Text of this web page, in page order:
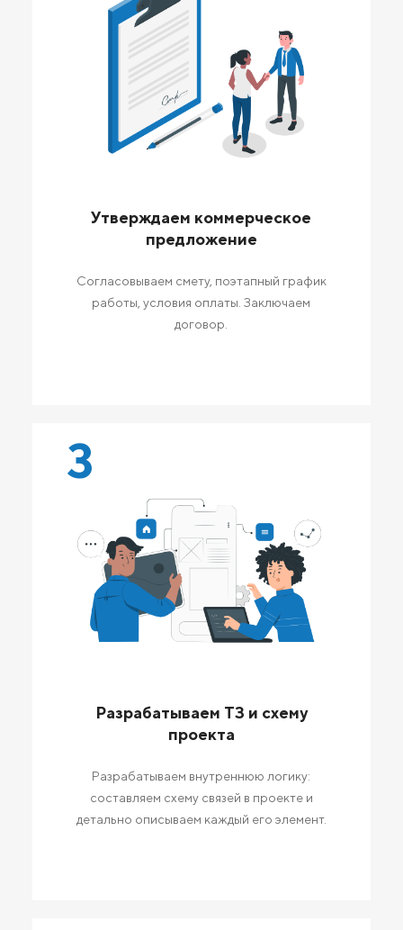
Утверждаем коммерческое
предложение
Согласовываем смету, поэтапный график
работы, условия оплаты. Заключаем
договор.
3
Разрабатываем ТЗ и схему
проекта
Разрабатываем внутреннюю логику:
составляем схему связей в проекте и
детально описываем каждый его элемент.